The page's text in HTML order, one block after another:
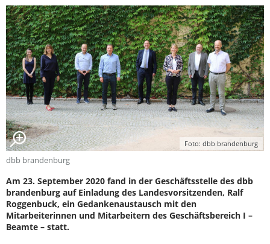
Foto: dbb brandenburg
dbb brandenburg
Am 23. September 2020 fand in der Geschäftsstelle des dbb
brandenburg auf Einladung des Landesvorsitzenden, Ralf
Roggenbuck, ein Gedankenaustausch mit den
Mitarbeiterinnen und Mitarbeitern des Geschäftsbereich I –
Beamte – statt.